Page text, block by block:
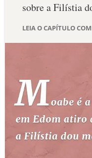
DEVOCIONAL DIÁRIO
ESTUDOS BÍBLICOS
ESBOÇOS DE
sobre a Filístia
LEIA O CAPÍTULO